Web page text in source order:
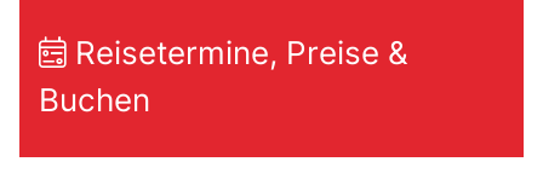
Reisetermine, Preise &
Buchen